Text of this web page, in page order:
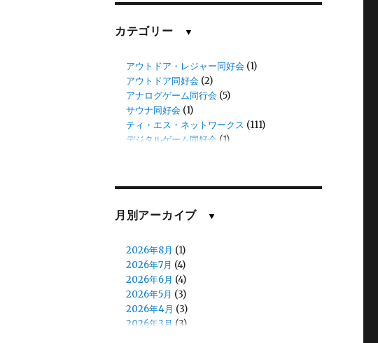
カテゴリー ▼
アウトドア・レジャー同好会 (1)
アウトドア同好会 (2)
アナログゲーム同行会 (5)
サウナ同好会 (1)
ティ・エス・ネットワークス (111)
デジタルゲーム同好会 (1)
伊藤(8)
佐川(1)
(6)
入江(2)
八鍬(1)
加藤(1)
北原(8)
北見(13)
月別アーカイブ ▼
2026年8月 (1)
2026年7月 (4)
2026年6月 (4)
2026年5月 (3)
2026年4月 (3)
2026年3月 (3)